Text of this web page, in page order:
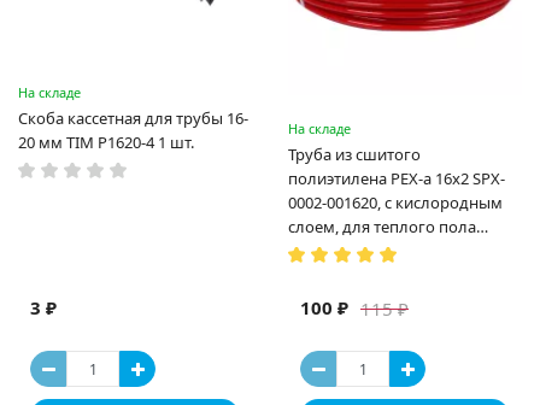
На складе
Скоба кассетная для трубы 16-
20 мм TIM P1620-4 1 шт.
3 ₽
На складе
Труба из сшитого
полиэтилена PEX-a 16х2 SPX-
0002-001620, с кислородным
слоем, для теплого пола
(Испания)
115 ₽
100 ₽